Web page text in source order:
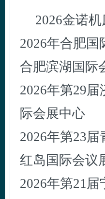
2026金诺
2026年合肥国
合肥滨湖国际
2026年第29
际会展中心
2026年第23
红岛国际会议
2026年第21